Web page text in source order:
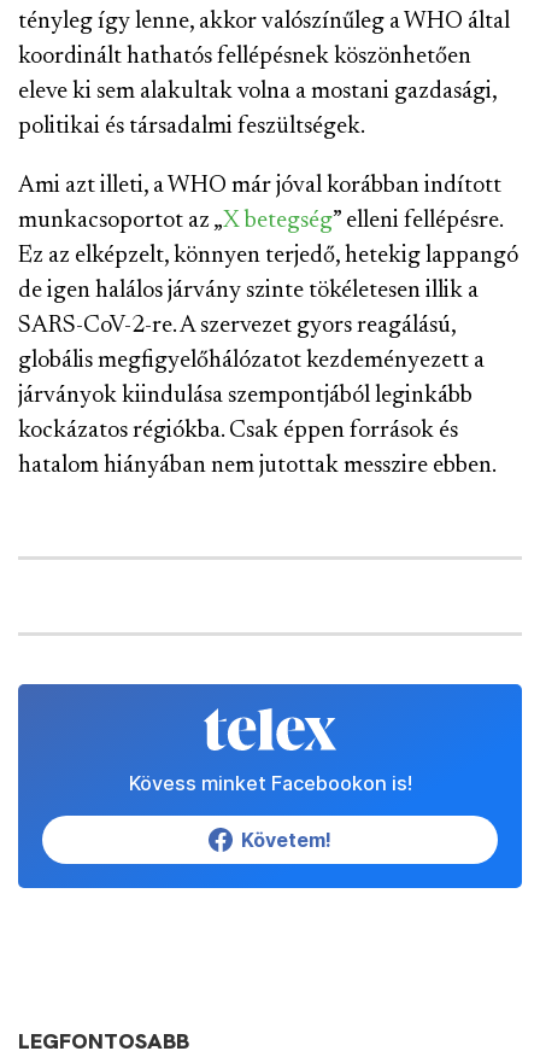
tényleg így lenne, akkor valószínűleg a WHO által
koordinált hathatós fellépésnek köszönhetően
eleve ki sem alakultak volna a mostani gazdasági,
politikai és társadalmi feszültségek.
Ami azt illeti, a WHO már jóval korábban indított
munkacsoportot az „X betegség” elleni fellépésre.
Ez az elképzelt, könnyen terjedő, hetekig lappangó
de igen halálos járvány szinte tökéletesen illik a
SARS-CoV-2-re. A szervezet gyors reagálású,
globális megfigyelőhálózatot kezdeményezett a
járványok kiindulása szempontjából leginkább
kockázatos régiókba. Csak éppen források és
hatalom hiányában nem jutottak messzire ebben.
Kövess minket Facebookon is!
Követem!
LEGFONTOSABB